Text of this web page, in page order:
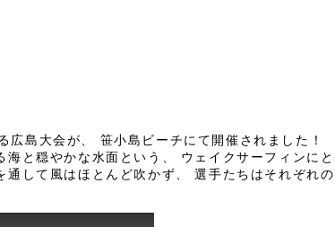
島大会が、 笹小島ビーチにて開催されました！
と穏やかな水面という、 ウェイクサーフィンに
して風はほとんど吹かず、 選手たちはそれぞれ